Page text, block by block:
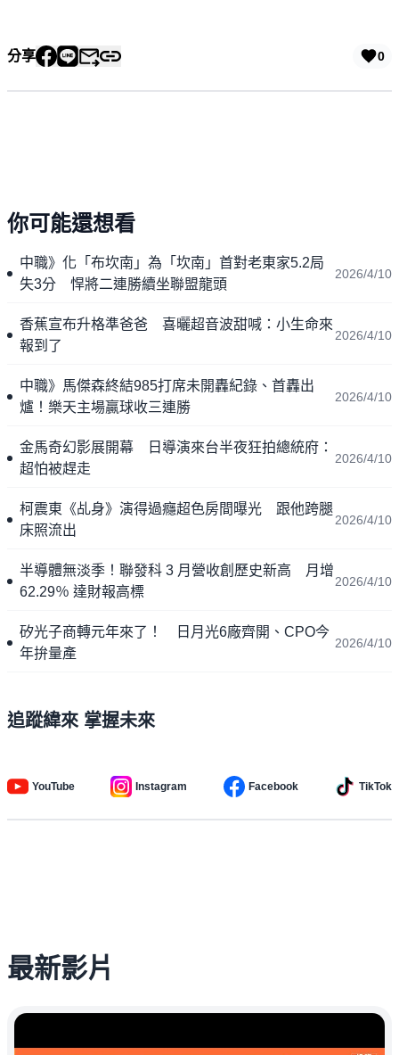
分享 0
你可能還想看
中職》化「布坎南」為「坎南」首對老東家5.2局
失3分 悍將二連勝續坐聯盟龍頭
2026/4/10
香蕉宣布升格準爸爸 喜曬超音波甜喊：小生命來
報到了
2026/4/10
中職》馬傑森終結985打席未開轟紀錄、首轟出
爐！樂天主場贏球收三連勝
2026/4/10
金馬奇幻影展開幕 日導演來台半夜狂拍總統府：
超怕被趕走
2026/4/10
柯震東《乩身》演得過癮超色房間曝光 跟他跨腿
床照流出
2026/4/10
半導體無淡季！聯發科 3 月營收創歷史新高 月增
62.29％ 達財報高標
2026/4/10
矽光子商轉元年來了！ 日月光6廠齊開、CPO今
年拚量產
2026/4/10
追蹤緯來 掌握未來
YouTube Instagram Facebook TikTok
最新影片